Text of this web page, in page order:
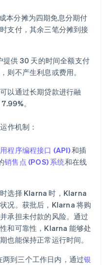
本分摊为四期免息分期付
时支付，其余三笔分摊到接
提供 30 天的时间全额支付
则不产生利息或费用。
以通过长期贷款进行融
。
作机制：
程序编程接口 (API)和插
销售点 (POS) 系统和在线
时选择 Klarna 时，Klarna
况。获批后，Klarna 将购
承担未付款的风险。通过
和可靠性，Klarna 能够处
也能保持正常运行时间。
到三个工作日内，通过银